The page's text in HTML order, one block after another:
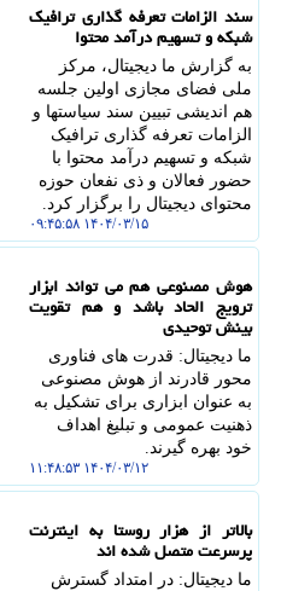
سند الزامات تعرفه گذاری ترافیک
شبکه و تسهیم درآمد محتوا
به گزارش ما دیجیتال، مرکز
ملی فضای مجازی اولین جلسه
هم اندیشی تبیین سند سیاستها و
الزامات تعرفه گذاری ترافیک
شبکه و تسهیم درآمد محتوا با
حضور فعالان و ذی نفعان حوزه
محتوای دیجیتال را برگزار کرد.
۱۴۰۴/۰۳/۱۵ ۰۹:۴۵:۵۸
هوش مصنوعی هم می تواند ابزار
ترویج الحاد باشد و هم تقویت
بینش توحیدی
ما دیجیتال: قدرت های فناوری
محور قادرند از هوش مصنوعی
به عنوان ابزاری برای تشکیل به
ذهنیت عمومی و تبلیغ اهداف
خود بهره گیرند.
۱۴۰۴/۰۳/۱۲ ۱۱:۴۸:۵۳
بالاتر از هزار روستا به اینترنت
پرسرعت متصل شده اند
ما دیجیتال: در امتداد گسترش